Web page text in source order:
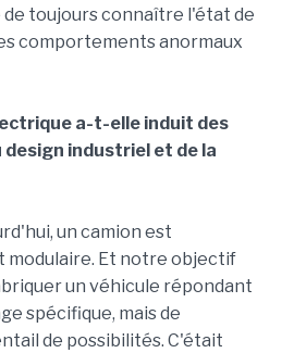
toujours connaître l'état de
comportements anormaux
a-t-elle induit des
industriel et de la
un camion est
modulaire. Et notre objectif
un véhicule répondant
spécifique, mais de
de possibilités. C'était